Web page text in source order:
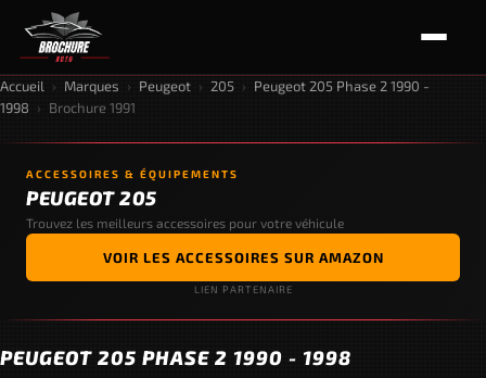
Accueil › Marques › Peugeot › 205 › Peugeot 205 Phase 2 1990 -
1998 › Brochure 1991
ACCESSOIRES & ÉQUIPEMENTS
PEUGEOT 205
Trouvez les meilleurs accessoires pour votre véhicule
VOIR LES ACCESSOIRES SUR AMAZON
LIEN PARTENAIRE
PEUGEOT 205 PHASE 2 1990 - 1998